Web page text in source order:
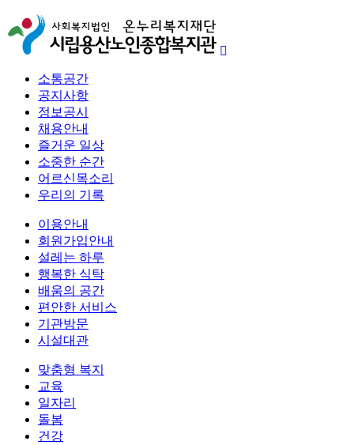
소통공간
공지사항
정보공시
채용안내
즐거운 일상
소중한 순간
어르신목소리
우리의 기록
이용안내
회원가입안내
설레는 하루
행복한 식탁
배움의 공간
편안한 서비스
기관방문
시설대관
맞춤형 복지
교육
일자리
돌봄
건강